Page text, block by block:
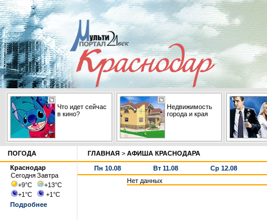
Что идет сейчас
в кино?
Недвижимость
города и края
ПОГОДА
Краснодар
СегодняЗавтра
+9°С +13°С
+1°С +1°С
Подробнее
ГЛАВНАЯ > АФИША КРАСНОДАРА
Пн 10.08 Вт 11.08
Ср 12.08
Нет данных